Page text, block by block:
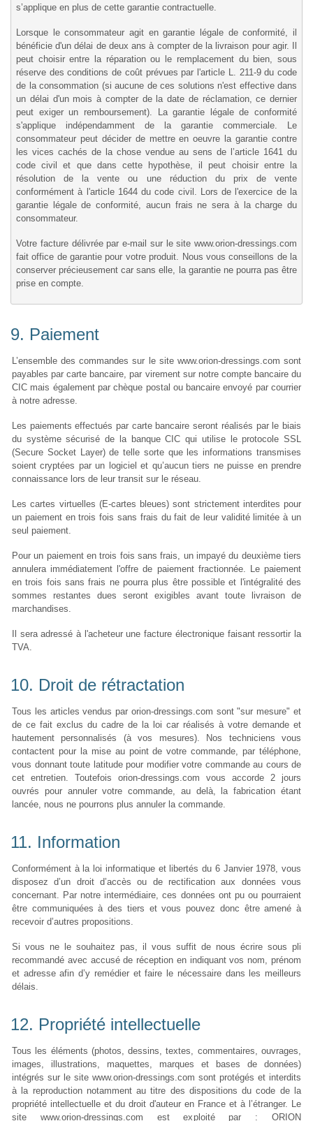
s’applique en plus de cette garantie contractuelle.
Lorsque le consommateur agit en garantie légale de conformité, il
bénéficie d'un délai de deux ans à compter de la livraison pour agir. Il
peut choisir entre la réparation ou le remplacement du bien, sous
réserve des conditions de coût prévues par l'article L. 211-9 du code
de la consommation (si aucune de ces solutions n'est effective dans
un délai d'un mois à compter de la date de réclamation, ce dernier
peut exiger un remboursement). La garantie légale de conformité
s'applique indépendamment de la garantie commerciale. Le
consommateur peut décider de mettre en oeuvre la garantie contre
les vices cachés de la chose vendue au sens de l’article 1641 du
code civil et que dans cette hypothèse, il peut choisir entre la
résolution de la vente ou une réduction du prix de vente
conformément à l'article 1644 du code civil. Lors de l'exercice de la
garantie légale de conformité, aucun frais ne sera à la charge du
consommateur.
Votre facture délivrée par e-mail sur le site www.orion-dressings.com
fait office de garantie pour votre produit. Nous vous conseillons de la
conserver précieusement car sans elle, la garantie ne pourra pas être
prise en compte.
9. Paiement
L’ensemble des commandes sur le site www.orion-dressings.com sont
payables par carte bancaire, par virement sur notre compte bancaire du
CIC mais également par chèque postal ou bancaire envoyé par courrier
à notre adresse.
Les paiements effectués par carte bancaire seront réalisés par le biais
du système sécurisé de la banque CIC qui utilise le protocole SSL
(Secure Socket Layer) de telle sorte que les informations transmises
soient cryptées par un logiciel et qu’aucun tiers ne puisse en prendre
connaissance lors de leur transit sur le réseau.
Les cartes virtuelles (E-cartes bleues) sont strictement interdites pour
un paiement en trois fois sans frais du fait de leur validité limitée à un
seul paiement.
Pour un paiement en trois fois sans frais, un impayé du deuxième tiers
annulera immédiatement l'offre de paiement fractionnée. Le paiement
en trois fois sans frais ne pourra plus être possible et l'intégralité des
sommes restantes dues seront exigibles avant toute livraison de
marchandises.
Il sera adressé à l'acheteur une facture électronique faisant ressortir la
TVA.
10. Droit de rétractation
Tous les articles vendus par orion-dressings.com sont "sur mesure" et
de ce fait exclus du cadre de la loi car réalisés à votre demande et
hautement personnalisés (à vos mesures). Nos techniciens vous
contactent pour la mise au point de votre commande, par téléphone,
vous donnant toute latitude pour modifier votre commande au cours de
cet entretien. Toutefois orion-dressings.com vous accorde 2 jours
ouvrés pour annuler votre commande, au delà, la fabrication étant
lancée, nous ne pourrons plus annuler la commande.
11. Information
Conformément à la loi informatique et libertés du 6 Janvier 1978, vous
disposez d’un droit d’accès ou de rectification aux données vous
concernant. Par notre intermédiaire, ces données ont pu ou pourraient
être communiquées à des tiers et vous pouvez donc être amené à
recevoir d’autres propositions.
Si vous ne le souhaitez pas, il vous suffit de nous écrire sous pli
recommandé avec accusé de réception en indiquant vos nom, prénom
et adresse afin d’y remédier et faire le nécessaire dans les meilleurs
délais.
12. Propriété intellectuelle
Tous les éléments (photos, dessins, textes, commentaires, ouvrages,
images, illustrations, maquettes, marques et bases de données)
intégrés sur le site www.orion-dressings.com sont protégés et interdits
à la reproduction notamment au titre des dispositions du code de la
propriété intellectuelle et du droit d'auteur en France et à l’étranger. Le
site www.orion-dressings.com est exploité par : ORION